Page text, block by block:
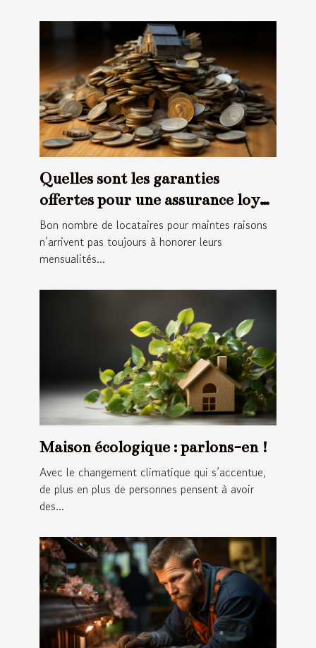
Quelles sont les garanties
offertes pour une assurance loyer
impayée ?
Bon nombre de locataires pour maintes raisons
n’arrivent pas toujours à honorer leurs
mensualités...
Maison écologique : parlons-en !
Avec le changement climatique qui s’accentue,
de plus en plus de personnes pensent à avoir
des...